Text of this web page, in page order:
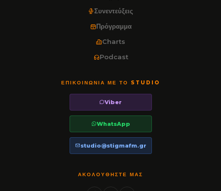
Συνεντεύξεις
Πρόγραμμα
Charts
Podcast
ΕΠΙΚΟΙΝΩΝΊΑ ΜΕ ΤΟ STUDIO
Viber
WhatsApp
studio@stigmafm.gr
ΑΚΟΛΟΥΘΉΣΤΕ ΜΑΣ